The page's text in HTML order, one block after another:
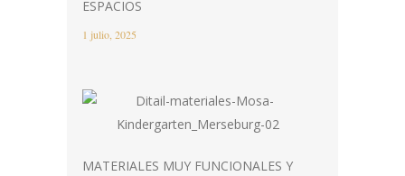
ESPACIOS
1 julio, 2025
MATERIALES MUY FUNCIONALES Y